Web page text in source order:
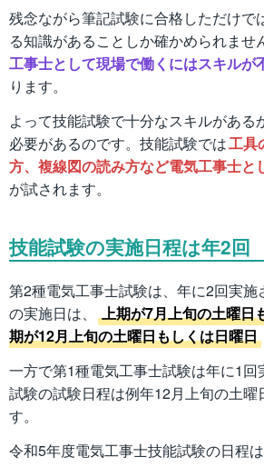
残念ながら筆記試験に合格しただけで
る知識があることしか確かめられませ
工事士として現場で働くにはスキルが
ります。
よって技能試験で十分なスキルがある
必要があるのです。技能試験では工具
方、複線図の読み方など電気工事士と
が試されます。
技能試験の実施日程は年2回
第2種電気工事士試験は、年に2回実施
の実施日は、
上期が7月上旬の土曜日
期が12月上旬の土曜日もしくは日曜日
一方で第1種電気工事士試験は年に1
試験の試験日程は例年12月上旬の土
す。
令和5年度電気工事士技能試験の日程は